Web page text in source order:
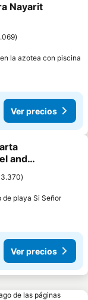
Nayarit
la azotea con piscina
Ver precios
and
3.370
de playa Si SeñorVer
Ver precios
de las páginas